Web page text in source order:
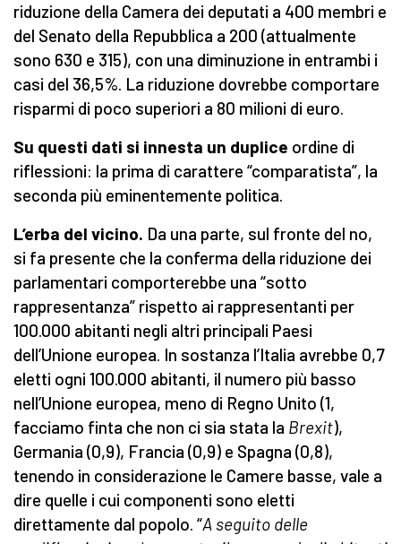
riduzione della Camera dei deputati a 400 membri e
del Senato della Repubblica a 200 (attualmente
sono 630 e 315), con una diminuzione in entrambi i
casi del 36,5%. La riduzione dovrebbe comportare
risparmi di poco superiori a 80 milioni di euro.
Su questi dati si innesta un duplice ordine di
riflessioni: la prima di carattere “comparatista”, la
seconda più eminentemente politica.
L’erba del vicino. Da una parte, sul fronte del no,
si fa presente che la conferma della riduzione dei
parlamentari comporterebbe una “sotto
rappresentanza” rispetto ai rappresentanti per
100.000 abitanti negli altri principali Paesi
dell’Unione europea. In sostanza l’Italia avrebbe 0,7
eletti ogni 100.000 abitanti, il numero più basso
nell’Unione europea, meno di Regno Unito (1,
facciamo finta che non ci sia stata la Brexit),
Germania (0,9), Francia (0,9) e Spagna (0,8),
tenendo in considerazione le Camere basse, vale a
dire quelle i cui componenti sono eletti
direttamente dal popolo. “A seguito delle